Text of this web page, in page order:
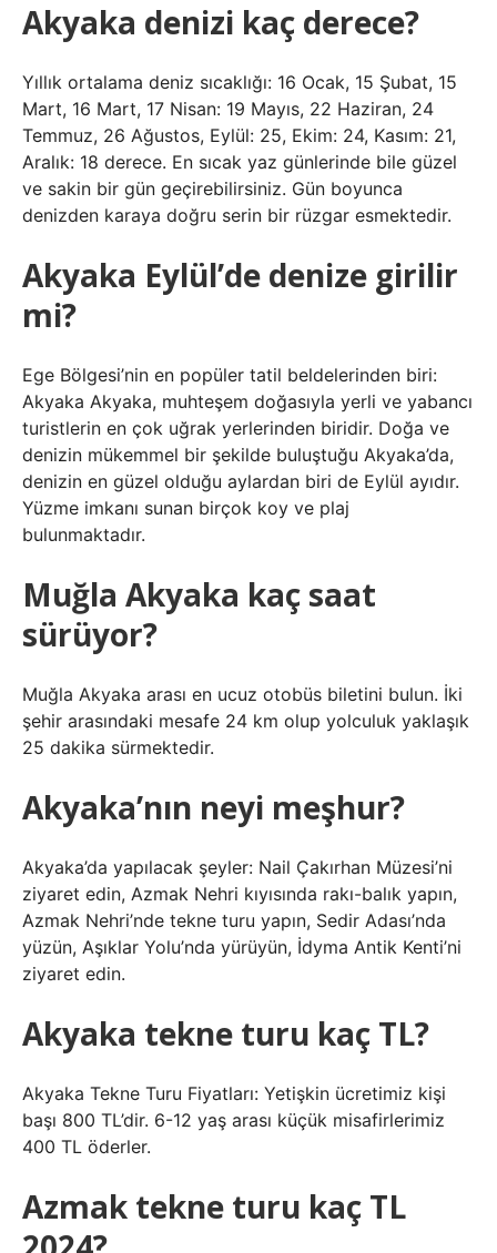
Akyaka denizi kaç derece?
Yıllık ortalama deniz sıcaklığı: 16 Ocak, 15 Şubat, 15
Mart, 16 Mart, 17 Nisan: 19 Mayıs, 22 Haziran, 24
Temmuz, 26 Ağustos, Eylül: 25, Ekim: 24, Kasım: 21,
Aralık: 18 derece. En sıcak yaz günlerinde bile güzel
ve sakin bir gün geçirebilirsiniz. Gün boyunca
denizden karaya doğru serin bir rüzgar esmektedir.
Akyaka Eylül’de denize girilir
mi?
Ege Bölgesi’nin en popüler tatil beldelerinden biri:
Akyaka Akyaka, muhteşem doğasıyla yerli ve yabancı
turistlerin en çok uğrak yerlerinden biridir. Doğa ve
denizin mükemmel bir şekilde buluştuğu Akyaka’da,
denizin en güzel olduğu aylardan biri de Eylül ayıdır.
Yüzme imkanı sunan birçok koy ve plaj
bulunmaktadır.
Muğla Akyaka kaç saat
sürüyor?
Muğla Akyaka arası en ucuz otobüs biletini bulun. İki
şehir arasındaki mesafe 24 km olup yolculuk yaklaşık
25 dakika sürmektedir.
Akyaka’nın neyi meşhur?
Akyaka’da yapılacak şeyler: Nail Çakırhan Müzesi’ni
ziyaret edin, Azmak Nehri kıyısında rakı-balık yapın,
Azmak Nehri’nde tekne turu yapın, Sedir Adası’nda
yüzün, Aşıklar Yolu’nda yürüyün, İdyma Antik Kenti’ni
ziyaret edin.
Akyaka tekne turu kaç TL?
Akyaka Tekne Turu Fiyatları: Yetişkin ücretimiz kişi
başı 800 TL’dir. 6-12 yaş arası küçük misafirlerimiz
400 TL öderler.
Azmak tekne turu kaç TL